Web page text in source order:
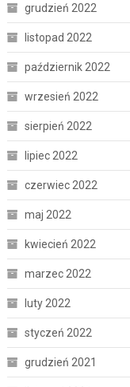
grudzień 2022
listopad 2022
październik 2022
wrzesień 2022
sierpień 2022
lipiec 2022
czerwiec 2022
maj 2022
kwiecień 2022
marzec 2022
luty 2022
styczeń 2022
grudzień 2021